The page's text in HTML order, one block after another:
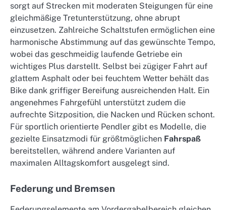
sorgt auf Strecken mit moderaten Steigungen für eine
gleichmäßige Tretunterstützung, ohne abrupt
einzusetzen. Zahlreiche Schaltstufen ermöglichen eine
harmonische Abstimmung auf das gewünschte Tempo,
wobei das geschmeidig laufende Getriebe ein
wichtiges Plus darstellt. Selbst bei zügiger Fahrt auf
glattem Asphalt oder bei feuchtem Wetter behält das
Bike dank griffiger Bereifung ausreichenden Halt. Ein
angenehmes Fahrgefühl unterstützt zudem die
aufrechte Sitzposition, die Nacken und Rücken schont.
Für sportlich orientierte Pendler gibt es Modelle, die
gezielte Einsatzmodi für größtmöglichen Fahrspaß
bereitstellen, während andere Varianten auf
maximalen Alltagskomfort ausgelegt sind.
Federung und Bremsen